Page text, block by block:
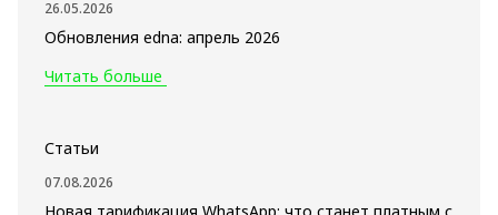
26.05.2026
Обновления edna: апрель 2026
Читать больше
Статьи
07.08.2026
Новая тарификация WhatsApp: что станет платным с